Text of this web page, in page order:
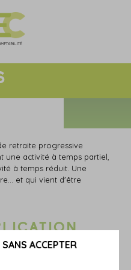
retraite progressive
une activité à temps partiel,
à temps réduit. Une
et qui vient d'être
ACCEPTER